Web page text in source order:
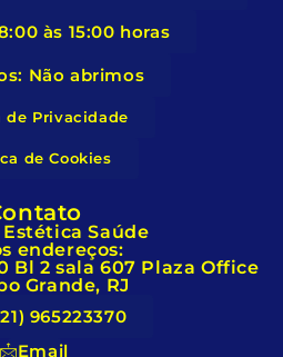
às 15:00 horas
Não abrimos
de Privacidade
de Cookies
Estética Saúde
endereços:
Bl 2 sala 607 Plaza Office
Grande, RJ
965223370
Email